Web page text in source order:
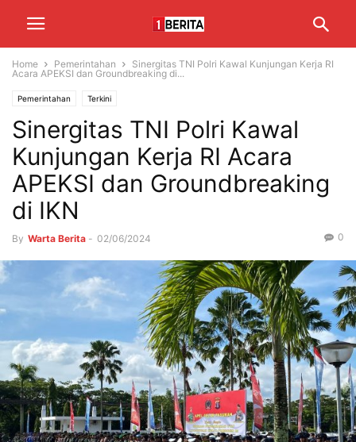
Home Pemerintahan
Sinergitas TNI Polri Kawal Kunjungan Kerja RI
Acara APEKSI dan Groundbreaking di...
Pemerintahan Terkini
Sinergitas TNI Polri Kawal
Kunjungan Kerja RI Acara
APEKSI dan Groundbreaking
di IKN
By Warta Berita - 02/06/2024 0